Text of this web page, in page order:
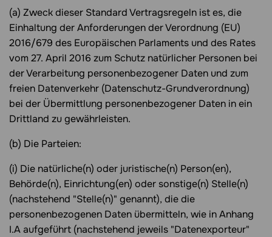
(a) Zweck dieser Standard Vertragsregeln ist es, die
Einhaltung der Anforderungen der Verordnung (EU)
2016/679 des Europäischen Parlaments und des Rates
vom 27. April 2016 zum Schutz natürlicher Personen bei
der Verarbeitung personenbezogener Daten und zum
freien Datenverkehr (Datenschutz-Grundverordnung)
bei der Übermittlung personenbezogener Daten in ein
Drittland zu gewährleisten.
(b) Die Parteien:
(i) Die natürliche(n) oder juristische(n) Person(en),
Behörde(n), Einrichtung(en) oder sonstige(n) Stelle(n)
(nachstehend "Stelle(n)" genannt), die die
personenbezogenen Daten übermitteln, wie in Anhang
I.A aufgeführt (nachstehend jeweils "Datenexporteur"